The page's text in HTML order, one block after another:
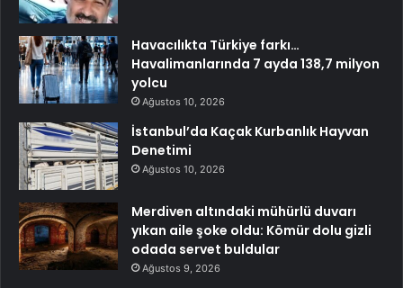
Havacılıkta Türkiye farkı…
Havalimanlarında 7 ayda 138,7 milyon
yolcu
Ağustos 10, 2026
İstanbul’da Kaçak Kurbanlık Hayvan
Denetimi
Ağustos 10, 2026
Merdiven altındaki mühürlü duvarı
yıkan aile şoke oldu: Kömür dolu gizli
odada servet buldular
Ağustos 9, 2026